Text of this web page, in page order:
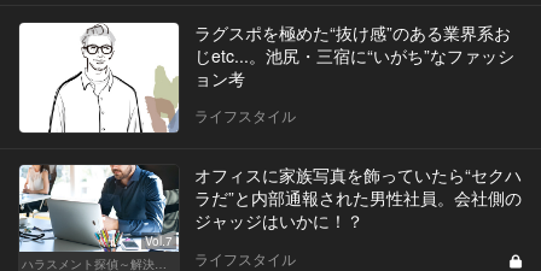
ラグスポを極めた“抜け感”のある業界系お
じetc...。池尻・三宿に“いがち”なファッシ
ョン考
ライフスタイル
Vol.7
オフィスに家族写真を飾っていたら“セクハ
ラだ”と内部通報された男性社員。会社側の
ジャッジはいかに！？
ライフスタイル